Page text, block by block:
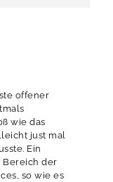
offener
wie das
just mal
Ein
Bereich der
so wie es